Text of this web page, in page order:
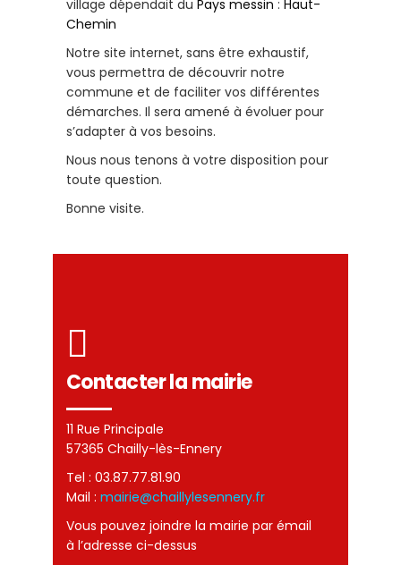
village dépendait du Pays messin : Haut-
Chemin
Notre site internet, sans être exhaustif,
vous permettra de découvrir notre
commune et de faciliter vos différentes
démarches. Il sera amené à évoluer pour
s’adapter à vos besoins.
Nous nous tenons à votre disposition pour
toute question.
Bonne visite.
Contacter la mairie
11 Rue Principale
57365 Chailly-lès-Ennery
Tel : 03.87.77.81.90
Mail : mairie@chaillylesennery.fr
Vous pouvez joindre la mairie par émail
à l’adresse ci-dessus